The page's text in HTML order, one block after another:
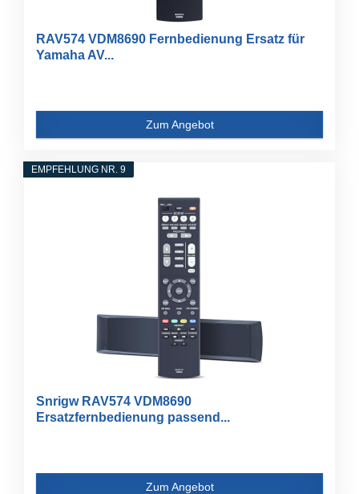
RAV574 VDM8690 Fernbedienung Ersatz für
Yamaha AV...
Zum Angebot
EMPFEHLUNG NR. 9
Snrigw RAV574 VDM8690
Ersatzfernbedienung passend...
Zum Angebot